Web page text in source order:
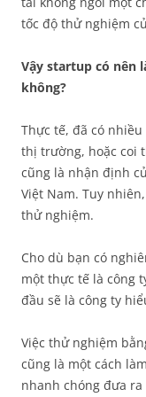
tốc độ thử nghiệm
Vậy startup có nên
không?
Thực tế, đã có
thị trường, hoặc coi
cũng là nhận định
Việt Nam. Tuy
thử nghiệm.
Cho dù bạn có
một thực tế là công
đầu sẽ là công ty
Việc thử nghiệm
cũng là một cách
nhanh chóng đưa